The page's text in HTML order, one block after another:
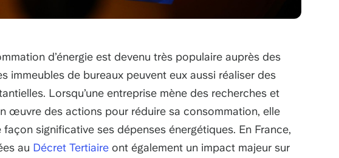
d’énergie est devenu très populaire auprès des
immeubles de bureaux peuvent eux aussi réaliser des
Lorsqu’une entreprise mène des recherches et
œuvre des actions pour réduire sa consommation, elle
significative ses dépenses énergétiques. En France,
au Décret Tertiaire ont également un impact majeur sur